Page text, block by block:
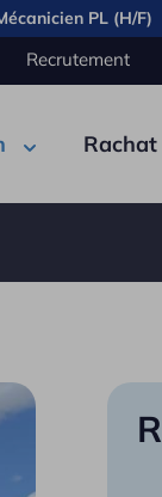
PL (H/F)
Recrutement